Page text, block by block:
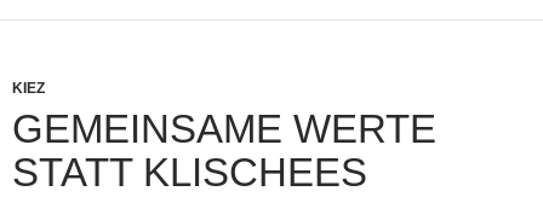
KIEZ
GEMEINSAME WERTE
STATT KLISCHEES